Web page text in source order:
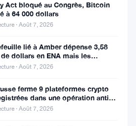
il y a
Act bloqué au Congrès, Bitcoin
à 64 000 dollars
· Août 7, 2026
lié à Amber dépense 3,58
dollars en ENA mais les
ne suivent pas
· Août 7, 2026
ferme 9 plateformes crypto
dans une opération anti-
Moscou· Août 7, 2026